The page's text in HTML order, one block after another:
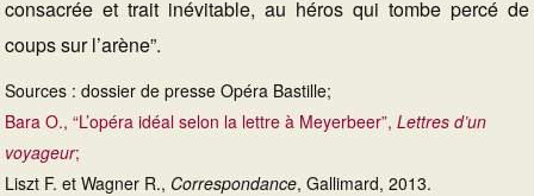
consacrée et trait inévitable, au héros qui tombe percé de
coups sur l’arène”.
Sources : dossier de presse Opéra Bastille;
Bara O., “L’opéra idéal selon la lettre à Meyerbeer”, Lettres d’un
voyageur;
Liszt F. et Wagner R., Correspondance, Gallimard, 2013.